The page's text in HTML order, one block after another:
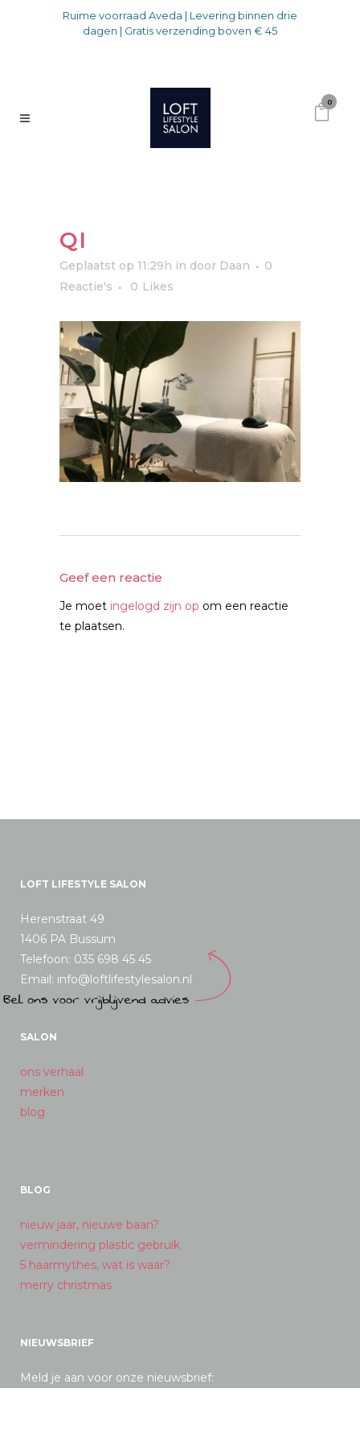
Ruime voorraad Aveda | Levering binnen drie
dagen | Gratis verzending boven € 45
0
QI
Geplaatst op 11:29h in door Daan
0
Reactie's
0 Likes
Geef een reactie
Je moet ingelogd zijn op om een reactie
te plaatsen.
LOFT LIFESTYLE SALON
Herenstraat 49
1406 PA Bussum
Telefoon: 035 698 45 45
Email: info@loftlifestylesalon.nl
SALON
ons verhaal
merken
blog
BLOG
nieuw jaar, nieuwe baan?
vermindering plastic gebruik
5 haarmythes, wat is waar?
merry christmas
NIEUWSBRIEF
Meld je aan voor onze nieuwsbrief: